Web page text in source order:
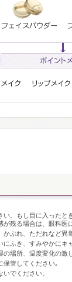
い。もし目に入った
残る場合は、眼科医
ぶれ、ただれなど異
ふき、すみやかにキ
の場所、温度変化の
保管してください｡
でください。